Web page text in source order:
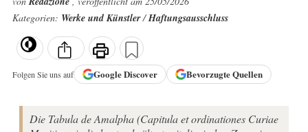
Kategorien: Werke und Künstler/Haftungsausschluss
Folgen Sie uns auf GoogleDiscover Bevorzugte Quellen
Die Tabula de Amalpha (Capitula et ordinationes Curiae